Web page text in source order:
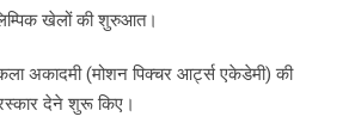
खेलों की शुरुआत।
अकादमी (मोशन पिक्चर आर्ट्स एकेडेमी) की
देने शुरू किए।